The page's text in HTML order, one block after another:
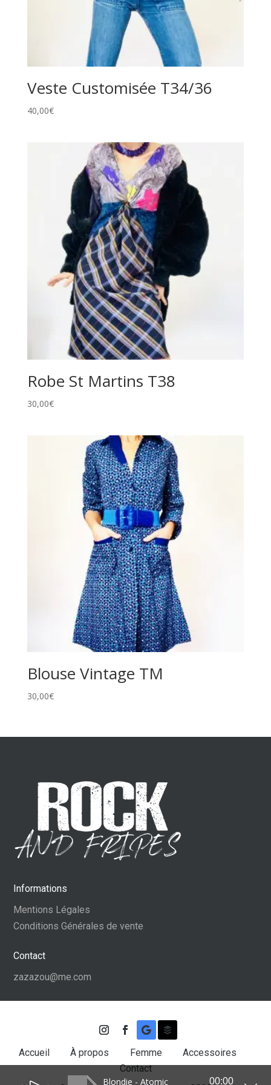
Veste Customisée T34/36
40,00€
Robe St Martins T38
30,00€
Blouse Vintage TM
30,00€
Informations
Mentions Légales
Conditions Générales de vente
Contact
zazazou@me.com
Accueil À propos Femme
Accessoires
Contact
Blondie - Atomic 00:00